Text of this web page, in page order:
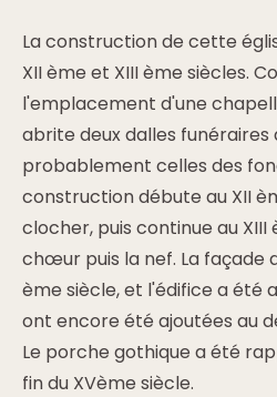
La construction de cette
XII ème et XIII ème siècles.
l'emplacement d'une
abrite deux dalles funéraires
probablement celles des
construction débute au XII
clocher, puis continue au XIII
chœur puis la nef. La façade
ème siècle, et l'édifice a été
ont encore été ajoutées au
Le porche gothique a été
fin du XVème siècle.